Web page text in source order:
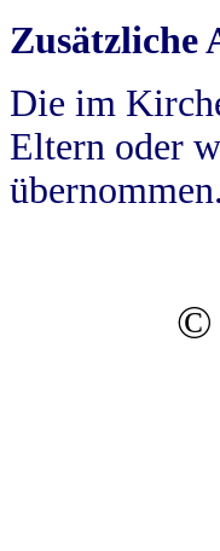
Zusätzliche
Die im
Eltern oder
übernommen.
©